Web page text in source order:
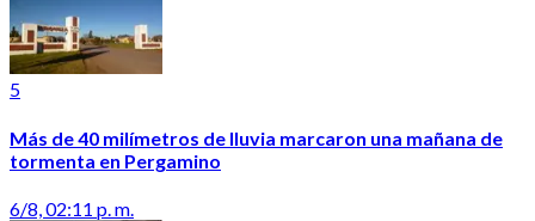
5
Más de 40 milímetros de lluvia marcaron una mañana de
tormenta en Pergamino
6/8, 02:11 p. m.